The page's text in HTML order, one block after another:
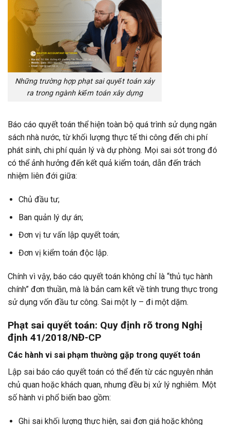
Những trường hợp phạt sai quyết toán xảy
ra trong ngành kiểm toán xây dựng
Báo cáo quyết toán thể hiện toàn bộ quá trình sử dụng ngân
sách nhà nước, từ khối lượng thực tế thi công đến chi phí
phát sinh, chi phí quản lý và dự phòng. Mọi sai sót trong đó
có thể ảnh hưởng đến kết quả kiểm toán, dẫn đến trách
nhiệm liên đới giữa:
Chủ đầu tư;
Ban quản lý dự án;
Đơn vị tư vấn lập quyết toán;
Đơn vị kiểm toán độc lập.
Chính vì vậy, báo cáo quyết toán không chỉ là “thủ tục hành
chính” đơn thuần, mà là bản cam kết về tính trung thực trong
sử dụng vốn đầu tư công. Sai một ly – đi một dặm.
Phạt sai quyết toán: Quy định rõ trong Nghị
định 41/2018/NĐ-CP
Các hành vi sai phạm thường gặp trong quyết toán
Lập sai báo cáo quyết toán có thể đến từ các nguyên nhân
chủ quan hoặc khách quan, nhưng đều bị xử lý nghiêm. Một
số hành vi phổ biến bao gồm:
Ghi sai khối lượng thực hiện, sai đơn giá hoặc không